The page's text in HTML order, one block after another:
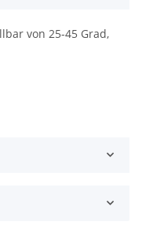
von 25-45 Grad,